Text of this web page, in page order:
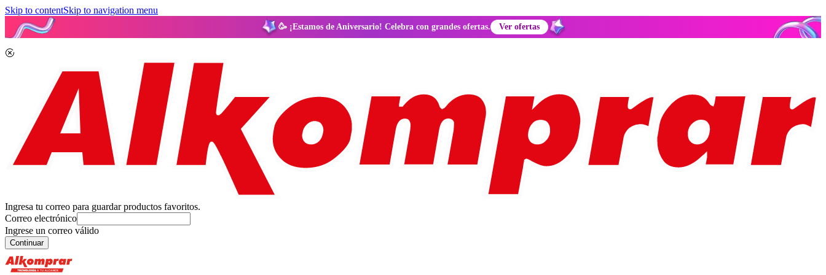
Skip to contentSkip to navigation menu
🥳 ¡Estamos de Aniversario! Celebra con grandes ofertas. Ver ofertas
Ingresa tu correo para guardar productos favoritos.
Correo electrónico
Ingrese un correo válido
Continuar